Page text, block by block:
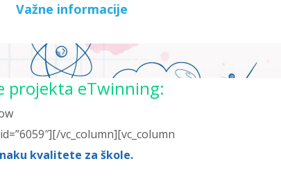
Važne informacije
projekta eTwinning:
vc_column][vc_column
kvalitete za škole.